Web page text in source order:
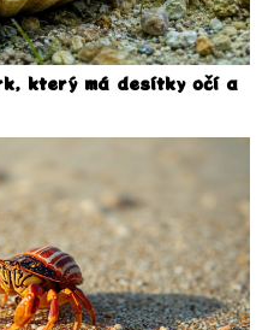
který má desítky očí a